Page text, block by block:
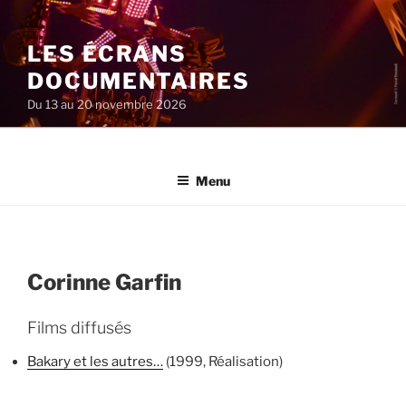
au
contenu
principal
LES ÉCRANS
DOCUMENTAIRES
Du 13 au 20 novembre 2026
Menu
Corinne Garfin
Films diffusés
Bakary et les autres… (1999, Réalisation)